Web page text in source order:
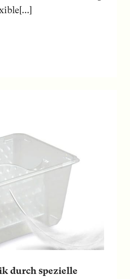
durch spezielle